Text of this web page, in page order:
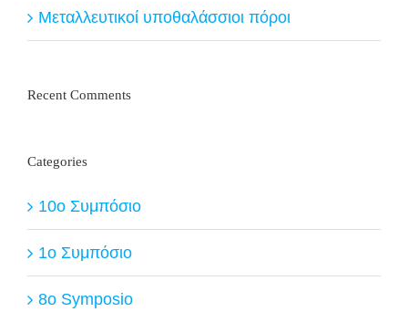
Μεταλλευτικοί υποθαλάσσιοι πόροι
Recent Comments
Categories
10ο Συμπόσιο
1ο Συμπόσιο
8o Symposio